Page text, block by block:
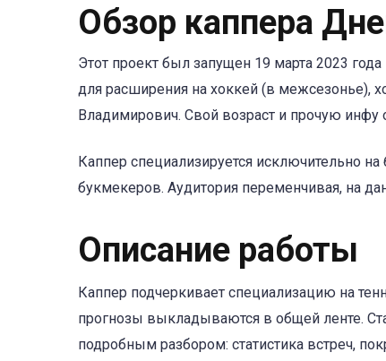
Обзор каппера
Этот проект был запущен 19 марта 2023
для расширения на хоккей (в межсезонье),
Владимирович. Свой возраст и прочую инфу
Каппер специализируется исключительно
букмекеров. Аудитория переменчивая, на
Описание работы
Каппер подчеркивает специализацию на
прогнозы выкладываются в общей ленте.
подробным разбором: статистика встреч,